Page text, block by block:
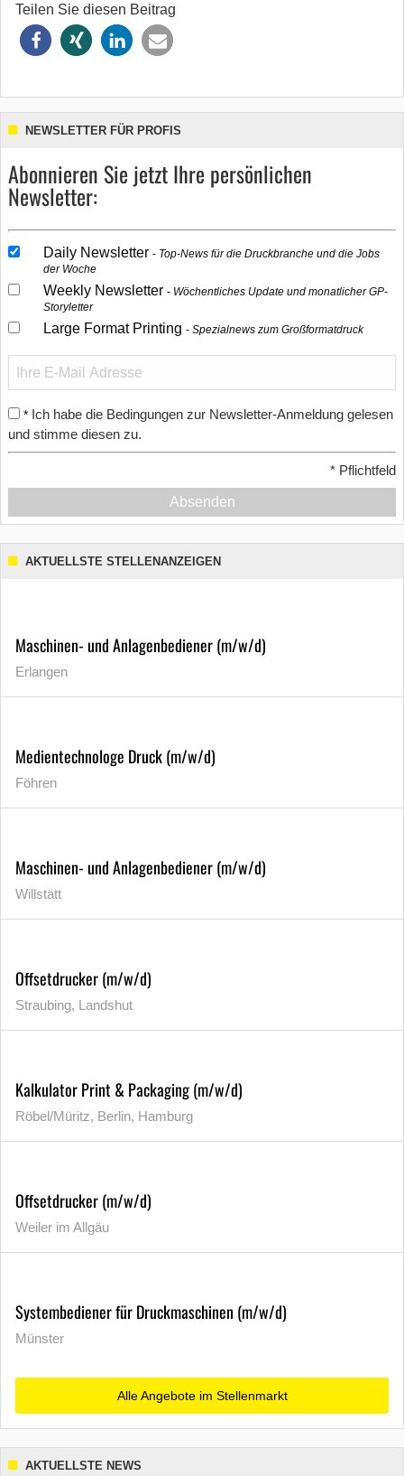
Teilen Sie diesen Beitrag
NEWSLETTER FÜR PROFIS
Abonnieren Sie jetzt Ihre persönlichen
Newsletter:
Daily Newsletter
Top-News für die Druckbranche und die Jobs
der Woche
Weekly Newsletter
Wöchentliches Update und monatlicher GP-
Storyletter
Large Format Printing Spezialnews zum Großformatdruck
* Ich habe die Bedingungen zur Newsletter-Anmeldung gelesen
und stimme diesen zu.
* Pflichtfeld
Absenden
AKTUELLSTE STELLENANZEIGEN
Maschinen- und Anlagenbediener (m/w/d)
Erlangen
Medientechnologe Druck (m/w/d)
Föhren
Maschinen- und Anlagenbediener (m/w/d)
Willstätt
Offsetdrucker (m/w/d)
Straubing, Landshut
Kalkulator Print & Packaging (m/w/d)
Röbel/Müritz, Berlin, Hamburg
Offsetdrucker (m/w/d)
Weiler im Allgäu
Systembediener für Druckmaschinen (m/w/d)
Münster
Alle Angebote im Stellenmarkt
AKTUELLSTE NEWS